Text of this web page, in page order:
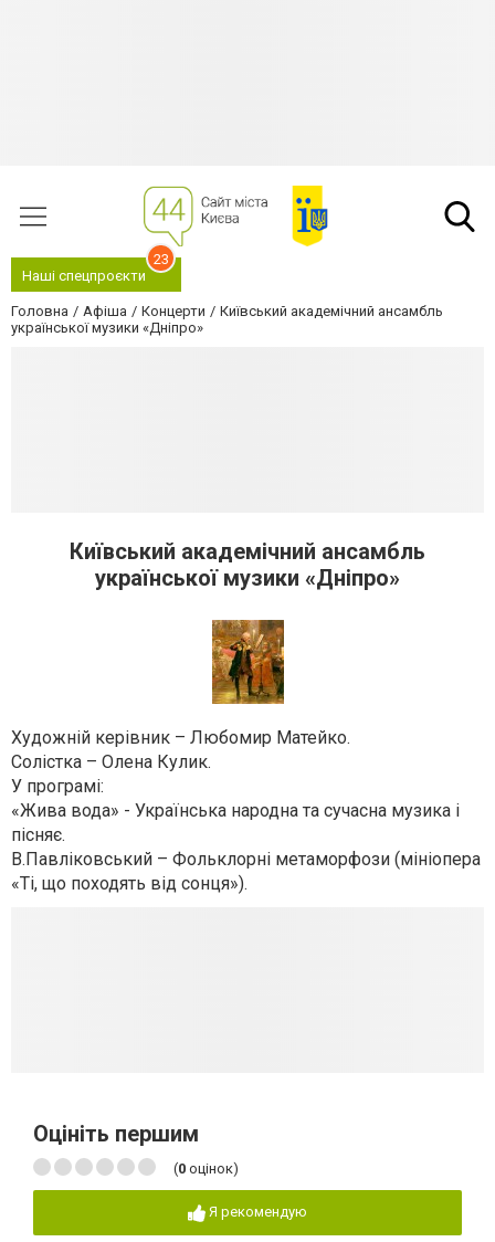
Наші спецпроєкти
23
Головна Афіша Концерти
Київський академічний ансамбль
української музики «Дніпро»
Київський академічний ансамбль
української музики «Дніпро»
Художній керівник – Любомир Матейко.
Солістка – Олена Кулик.
У програмі:
«Жива вода» - Українська народна та сучасна музика і
пісняє.
В.Павліковський – Фольклорні метаморфози (мініопера
«Ті, що походять від сонця»).
Оцініть першим
(0 оцінок)
Я рекомендую